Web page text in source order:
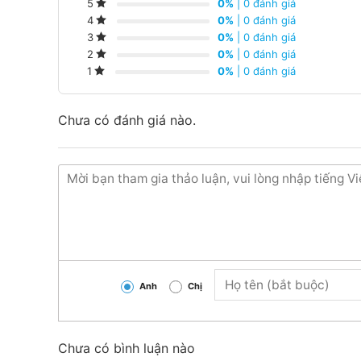
Nồi cơm điện Sharp 7 lít KSH-D77V​​nhập khẩu
dung tích lớn 7 lít,nút gạt dễ thao tác,… hỗ trợ
Công nghệ nấu, công suất – Dung tích
5 0% | 0 đánh giá
4
0% | 0 đánh giá
3
0% | 0 đánh giá
2
0% | 0 đánh giá
1
0% | 0 đánh giá
Chưa có đánh giá nào.
Anh Chị
Chưa có bình luận nào